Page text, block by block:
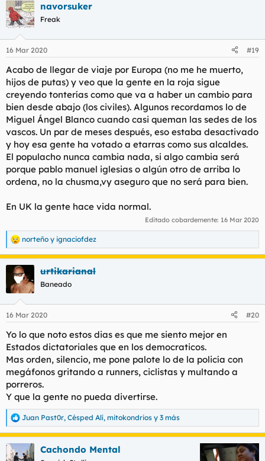
navorsuker
Freak
16 Mar 2020 #19
Acabo de llegar de viaje por Europa (no me he muerto,
hijos de putas) y veo que la gente en la roja sigue
creyendo tonterías como que va a haber un cambio para
bien desde abajo (los civiles). Algunos recordamos lo de
Miguel Ángel Blanco cuando casi queman las sedes de los
vascos. Un par de meses después, eso estaba desactivado
y hoy esa gente ha votado a etarras como sus alcaldes.
El populacho nunca cambia nada, si algo cambia será
porque pablo manuel iglesias o algún otro de arriba lo
ordena, no la chusma,vy aseguro que no será para bien.
En UK la gente hace vida normal.
Editado cobardemente: 16 Mar 2020
R
e
c
i
e
:
norteño y ignaciofdez
urtikarianal
Baneado
16 Mar 2020 #20
Yo lo que noto estos dias es que me siento mejor en
Estados dictatoriales que en los democraticos.
Mas orden, silencio, me pone palote lo de la policía con
megáfonos gritando a runners, ciclistas y multando a
porreros.
Y que la gente no pueda divertirse.
R
e
a
c
c
Juan Past0r, Césped Alí, mitokondrios y 3 más
Cachondo Mental